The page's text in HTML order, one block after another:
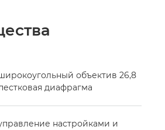
объектив 26,8
диафрагма
настройками и